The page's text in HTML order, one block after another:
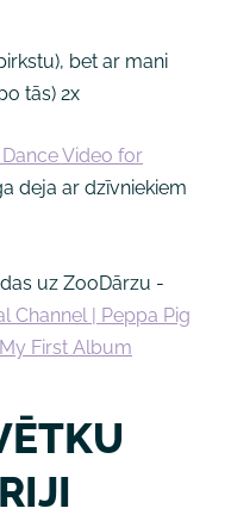
bet ar mani
tās) 2x
Video for
deja ar dzīvniekiem
uz ZooDārzu -
Channel | Peppa Pig
First Album